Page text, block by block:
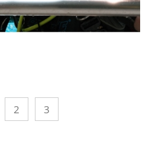
2 3